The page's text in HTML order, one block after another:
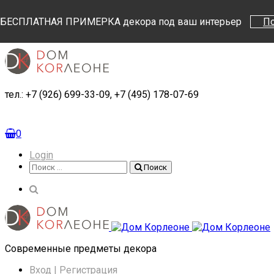
БЕСПЛАТНАЯ ПРИМЕРКА декора под ваш интерьер
тел.: +7 (926) 699-33-09, +7 (495) 178-07-69
0
Login
Поиск
Поиск
Cовременные предметы декора
Вход | Регистрация